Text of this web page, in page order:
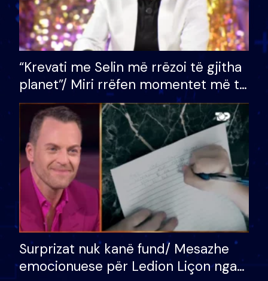
“Krevati me Selin më rrëzoi të gjitha
planet”/ Miri rrëfen momentet më të
bukura në shtëpinë e BB VIP: Do më
mungojë zilja e mëngjesit kur…
Surprizat nuk kanë fund/ Mesazhe
emocionuese për Ledion Liçon nga